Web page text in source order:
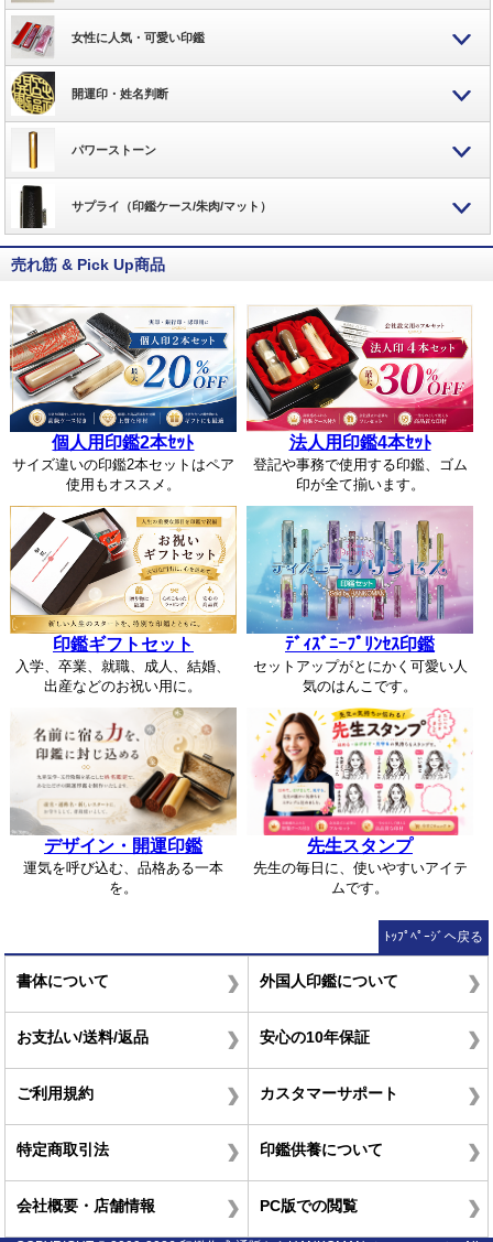
女性に人気・可愛い印鑑
開運印・姓名判断
パワーストーン
サプライ（印鑑ケース/朱肉/マット）
売れ筋 & Pick Up商品
個人用印鑑2本ｾｯﾄ
サイズ違いの印鑑2本セットはペア
使用もオススメ。
法人用印鑑4本ｾｯﾄ
登記や事務で使用する印鑑、ゴム
印が全て揃います。
印鑑ギフトセット
入学、卒業、就職、成人、結婚、
出産などのお祝い用に。
ﾃﾞｨｽﾞﾆｰﾌﾟﾘﾝｾｽ印鑑
セットアップがとにかく可愛い人
気のはんこです。
デザイン・開運印鑑
運気を呼び込む、品格ある一本
を。
先生スタンプ
先生の毎日に、使いやすいアイテ
ムです。
ﾄｯﾌﾟﾍﾟｰｼﾞへ戻る
書体について 外国人印鑑について
お支払い/送料/返品 安心の10年保証
ご利用規約 カスタマーサポート
特定商取引法 印鑑供養について
会社概要・店舗情報 PC版での閲覧